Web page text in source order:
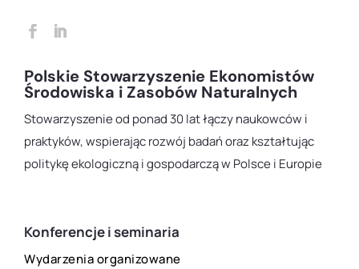
Polskie Stowarzyszenie Ekonomistów
Środowiska i Zasobów Naturalnych
Stowarzyszenie od ponad 30 lat łączy naukowców i
praktyków, wspierając rozwój badań oraz kształtując
politykę ekologiczną i gospodarczą w Polsce i Europie
Konferencje i seminaria
Wydarzenia organizowane